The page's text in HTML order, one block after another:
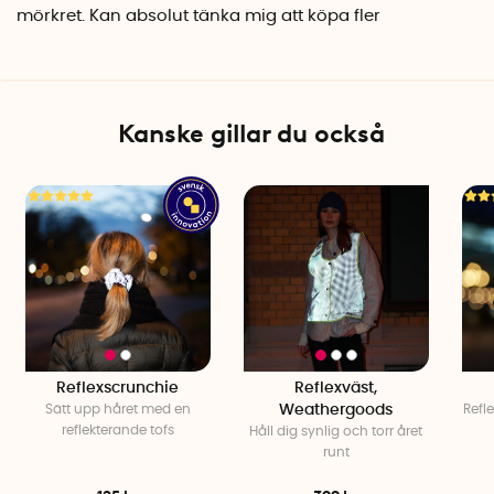
mörkret. Kan absolut tänka mig att köpa fler
Kanske gillar du också
Reflexscrunchie
Sätt upp håret med en
reflekterande tofs
Reflexväst,
Weathergoods
Håll dig synlig och torr året
runt